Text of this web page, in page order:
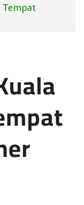
Tempat